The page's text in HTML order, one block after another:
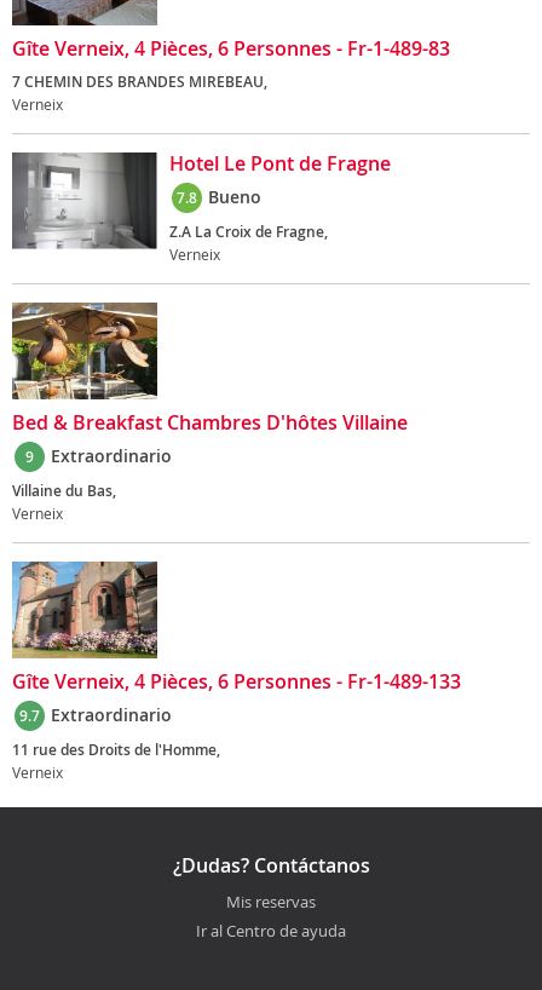
Gîte Verneix, 4 Pièces, 6 Personnes - Fr-1-489-83
7 CHEMIN DES BRANDES MIREBEAU,
Verneix
Hotel Le Pont de Fragne
7.8 Bueno
Z.A La Croix de Fragne,
Verneix
Bed & Breakfast Chambres D'hôtes Villaine
9 Extraordinario
Villaine du Bas,
Verneix
Gîte Verneix, 4 Pièces, 6 Personnes - Fr-1-489-133
9.7 Extraordinario
11 rue des Droits de l'Homme,
Verneix
¿Dudas? Contáctanos
Mis reservas
Ir al Centro de ayuda